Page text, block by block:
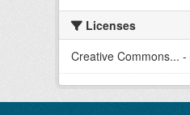
Licenses
Creative Commons... -